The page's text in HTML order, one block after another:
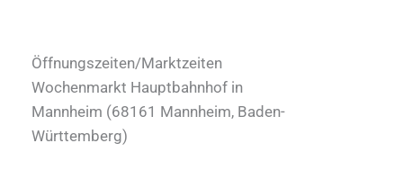
Öffnungszeiten/Marktzeiten
Wochenmarkt Hauptbahnhof in
Mannheim (68161 Mannheim, Baden-
Württemberg)